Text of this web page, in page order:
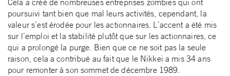
poursuivi tant bien que mal leurs activités, cependant, la
valeur s’est érodée pour les actionnaires. L’accent a été mis
sur l’emploi et la stabilité plutôt que sur les actionnaires, ce
qui a prolongé la purge. Bien que ce ne soit pas la seule
raison, cela a contribué au fait que le Nikkei a mis 34 ans
pour remonter à son sommet de décembre 1989.